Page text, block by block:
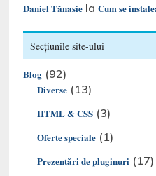
Daniel Tănasie laCum se
Secțiunile site-ului
Blog (92)
Diverse (13)
HTML & CSS (3)
Oferte speciale (1)
Prezentări de pluginuri (17)